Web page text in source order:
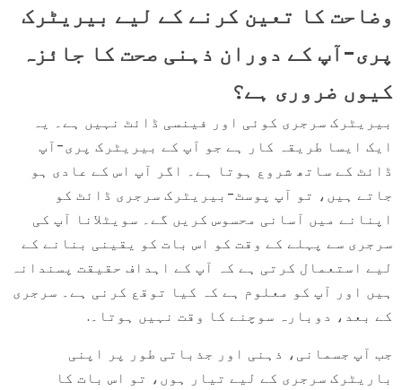
وضاحت کا تعین کرنے کے لیے بیریٹرک
پری-آپ کے دوران ذہنی صحت کا جائزہ
کیوں ضروری ہے؟
بیریٹرک سرجری کوئی اور فینسی ڈائٹ نہیں ہے۔ یہ
ایک ایسا طریقہ کار ہے جو آپ کے بیریٹرک پری-آپ
ڈائٹ کے ساتھ شروع ہوتا ہے۔ اگر آپ اس کے عادی ہو
جاتے ہیں، تو آپ پوسٹ-بیریٹرک سرجری ڈائٹ کو
اپنانے میں آسانی محسوس کریں گے۔ سویٹلانا آپ کی
سرجری سے پہلے کے وقت کو اس بات کو یقینی بنانے کے
لیے استعمال کرتی ہے کہ آپ کے اہداف حقیقت پسندانہ
ہیں اور آپ کو معلوم ہے کہ کیا توقع کرنی ہے۔ سرجری
کے بعد، دوبارہ سوچنے کا وقت نہیں ہوتا۔.
جب آپ جسمانی، ذہنی اور جذباتی طور پر اپنی
باریٹرک سرجری کے لیے تیار ہوں، تو اس بات کا